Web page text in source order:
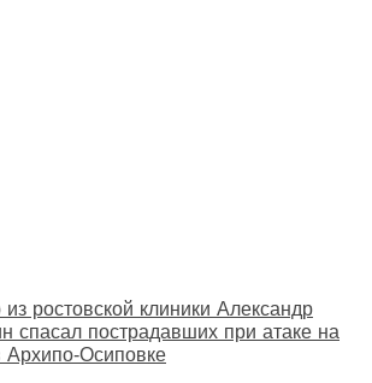
из ростовской клиники Александр
спасал пострадавших при атаке на